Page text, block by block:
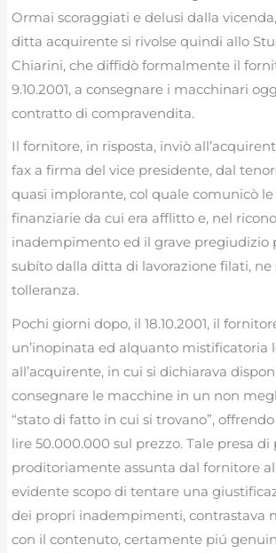
Ormai scoraggiati e delusi dalla
ditta acquirente si rivolse quindi allo
Chiarini, che diffidò formalmente il
9.10.2001, a consegnare i macchinari
contratto di compravendita.
Il fornitore, in risposta, inviò
fax a firma del vice presidente, dal
quasi implorante, col quale comunicò
finanziarie da cui era afflitto e, nel
inadempimento ed il grave pregiudizio
subíto dalla ditta di lavorazione filati, ne
tolleranza.
Pochi giorni dopo, il 18.10.2001, il
un’inopinata ed alquanto mistificatoria
all’acquirente, in cui si dichiarava
consegnare le macchine in un non
“stato di fatto in cui si trovano”,
lire 50.000.000 sul prezzo. Tale presa di
proditoriamente assunta dal fornitore al
evidente scopo di tentare una
dei propri inadempimenti, contrastava
con il contenuto, certamente piú